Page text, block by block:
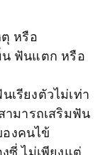
หรือ
ฟันแตก หรือ
รียงตัวไม่เท่า
ามารถเสริมฟัน
งคนไข้
ซี่ ไม่เพียงแต่